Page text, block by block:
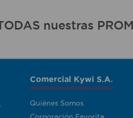
nuestras
Comercial Kywi S.A.
Quiénes Somos